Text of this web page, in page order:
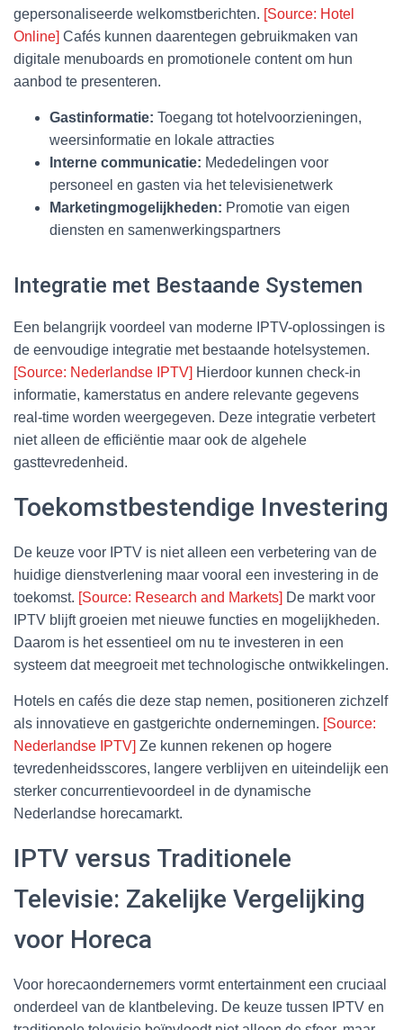
gepersonaliseerde welkomstberichten. [Source: Hotel
Online] Cafés kunnen daarentegen gebruikmaken van
digitale menuboards en promotionele content om hun
aanbod te presenteren.
Gastinformatie: Toegang tot hotelvoorzieningen,
weersinformatie en lokale attracties
Interne communicatie: Mededelingen voor
personeel en gasten via het televisienetwerk
Marketingmogelijkheden: Promotie van eigen
diensten en samenwerkingspartners
Integratie met Bestaande Systemen
Een belangrijk voordeel van moderne IPTV-oplossingen is
de eenvoudige integratie met bestaande hotelsystemen.
[Source: Nederlandse IPTV] Hierdoor kunnen check-in
informatie, kamerstatus en andere relevante gegevens
real-time worden weergegeven. Deze integratie verbetert
niet alleen de efficiëntie maar ook de algehele
gasttevredenheid.
Toekomstbestendige Investering
De keuze voor IPTV is niet alleen een verbetering van de
huidige dienstverlening maar vooral een investering in de
toekomst. [Source: Research and Markets] De markt voor
IPTV blijft groeien met nieuwe functies en mogelijkheden.
Daarom is het essentieel om nu te investeren in een
systeem dat meegroeit met technologische ontwikkelingen.
Hotels en cafés die deze stap nemen, positioneren zichzelf
als innovatieve en gastgerichte ondernemingen. [Source:
Nederlandse IPTV] Ze kunnen rekenen op hogere
tevredenheidsscores, langere verblijven en uiteindelijk een
sterker concurrentievoordeel in de dynamische
Nederlandse horecamarkt.
IPTV versus Traditionele
Televisie: Zakelijke Vergelijking
voor Horeca
Voor horecaondernemers vormt entertainment een cruciaal
onderdeel van de klantbeleving. De keuze tussen IPTV en